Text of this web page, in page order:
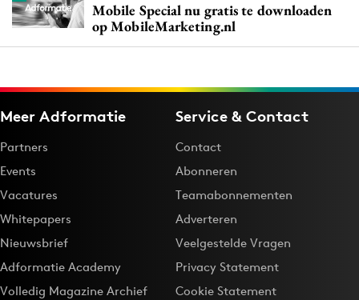
Mobile Special nu gratis te downloaden
op MobileMarketing.nl
Meer Adformatie
Partners
Events
Vacatures
Whitepapers
Nieuwsbrief
Adformatie Academy
Volledig Magazine Archief
Service & Contact
Contact
Abonneren
Teamabonnementen
Adverteren
Veelgestelde Vragen
Privacy Statement
Cookie Statement